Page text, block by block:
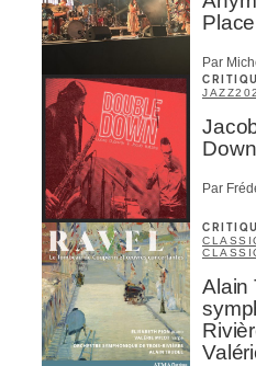
Par
JAZZ
Down
Par
Alain